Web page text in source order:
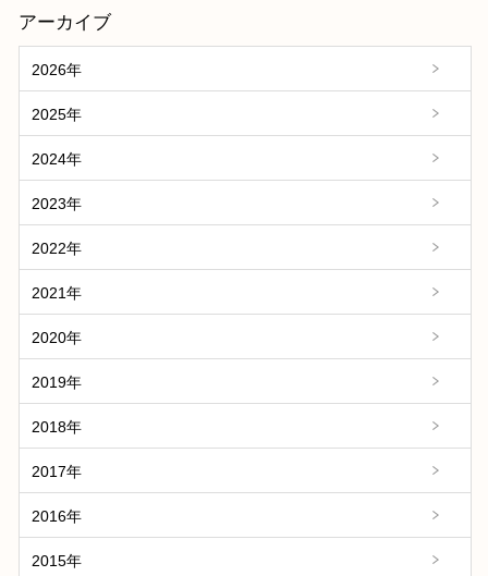
アーカイブ
2026年
2025年
2024年
2023年
2022年
2021年
2020年
2019年
2018年
2017年
2016年
2015年